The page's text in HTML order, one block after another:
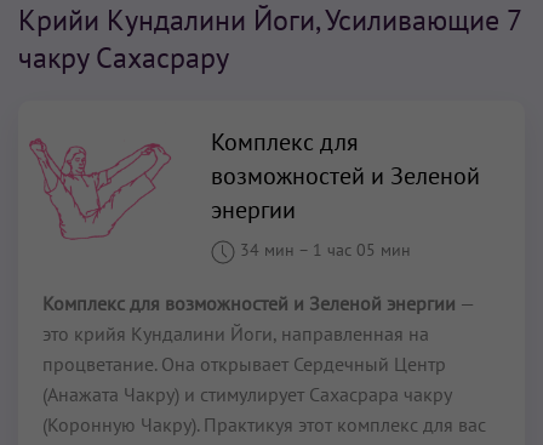
Крийи Кундалини Йоги, Усиливающие 7
чакру Сахасрару
Комплекс для
возможностей и Зеленой
энергии
34 мин – 1 час 05 мин
Комплекс для возможностей и Зеленой энергии —
это крийя Кундалини Йоги, направленная на
процветание. Она открывает Сердечный Центр
(Анажата Чакру) и стимулирует Сахасрара чакру
(Коронную Чакру). Практикуя этот комплекс для вас